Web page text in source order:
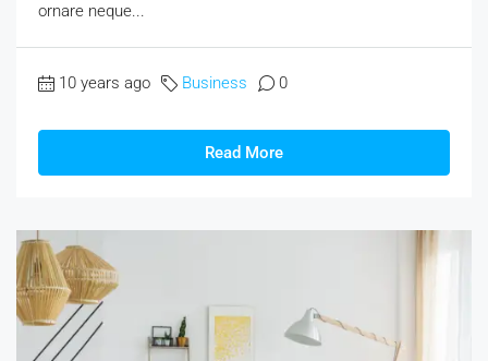
ornare neque...
10 years ago Business 0
Read More